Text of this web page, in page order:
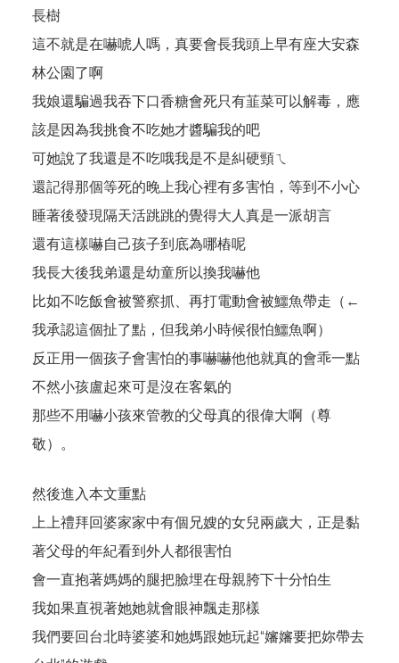
長樹
這不就是在嚇唬人嗎，真要會長我頭上早有座大安森
林公園了啊
我娘還騙過我吞下口香糖會死只有韮菜可以解毒，應
該是因為我挑食不吃她才醬騙我的吧
可她說了我還是不吃哦我是不是糾硬頸ㄟ
還記得那個等死的晚上我心裡有多害怕，等到不小心
睡著後發現隔天活跳跳的覺得大人真是一派胡言
還有這樣嚇自己孩子到底為哪樁呢
我長大後我弟還是幼童所以換我嚇他
比如不吃飯會被警察抓、再打電動會被鱷魚帶走（←
我承認這個扯了點，但我弟小時候很怕鱷魚啊）
反正用一個孩子會害怕的事嚇嚇他他就真的會乖一點
不然小孩盧起來可是沒在客氣的
那些不用嚇小孩來管教的父母真的很偉大啊（尊
敬）。
然後進入本文重點
上上禮拜回婆家家中有個兄嫂的女兒兩歲大，正是黏
著父母的年紀看到外人都很害怕
會一直抱著媽媽的腿把臉埋在母親胯下十分怕生
我如果直視著她她就會眼神飄走那樣
我們要回台北時婆婆和她媽跟她玩起“嬸嬸要把妳帶去